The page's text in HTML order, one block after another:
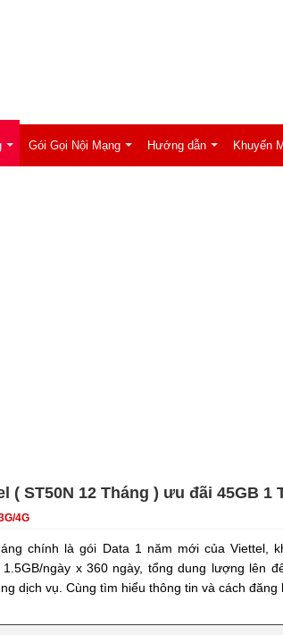
Gói Gọi Nội Mạng Hướng dẫn Khuyến
( ST50N 12 Tháng ) ưu đãi 45GB 1
4G
chính là gói Data 1 năm mới của Viettel,
ngày x 360 ngày, tổng dung lượng lên
dịch vụ. Cùng tìm hiểu thông tin và cách đăng